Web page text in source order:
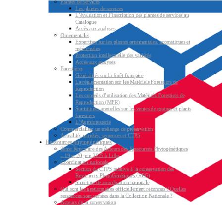
Plantes de services
Les plantes de services
L’évaluation et l’inscription des plantes de services au
Catalogue
Accès aux analyses
Ornementales
Expertises sur les plantes ornementales, aromatiques et
médicinales
Protection intellectuelle des variétés
Accès aux analyses
Forestières
Généralités sur la forêt française
La réglementation sur les Matériels Forestiers de
Reproduction
Les conseils d’utilisation des Matériels Forestiers de
Reproduction (MFR)
Statistiques annuelles sur les ventes de graines et plants
forestiers
L’Agroforesterie
Commercialiser un mélange de préservation
Actualités variétés, semences et CTPS
Ressources phytogénétiques
3ème Rencontre des Acteurs des Ressources Phytogénétiques
– 19 et 20 juin 2025 à Lille
Coordination nationale
Section du CTPS relative à la conservation des
Ressources PhytoGénétiques (RPG)
Structure de coordination nationale
Qui sont les gestionnaires officiellement reconnus ? Quelles
ressources sont versées dans la Collection Nationale ?
Acteurs de la conservation